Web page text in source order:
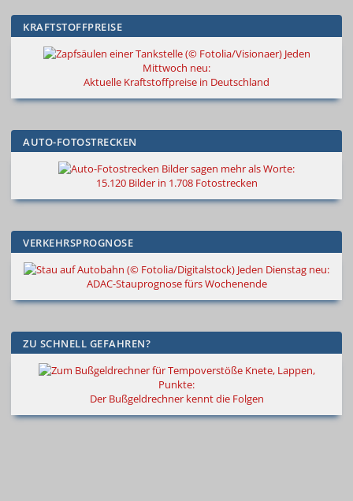
KRAFTSTOFFPREISE
Jeden
Mittwoch neu:
Aktuelle Kraftstoffpreise in Deutschland
AUTO-FOTOSTRECKEN
Bilder sagen mehr als Worte:
15.120 Bilder in 1.708 Fotostrecken
VERKEHRSPROGNOSE
Jeden Dienstag neu:
ADAC-Stauprognose fürs Wochenende
ZU SCHNELL GEFAHREN?
Knete, Lappen,
Punkte:
Der Bußgeldrechner kennt die Folgen